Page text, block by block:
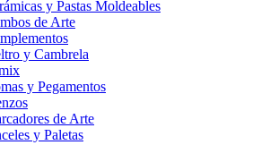
y Pastas Moldeables
de Arte
y Cambrela
y Pegamentos
de Arte
y Paletas